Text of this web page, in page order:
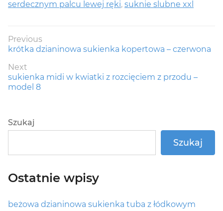
serdecznym palcu lewej ręki, suknie slubne xxl
Nawigacja
wpisu
Previous
Previous
krótka dzianinowa sukienka kopertowa – czerwona
Next
Next
post:
sukienka midi w kwiatki z rozcięciem z przodu –
model 8
Szukaj
Szukaj
Ostatnie wpisy
beżowa dzianinowa sukienka tuba z łódkowym